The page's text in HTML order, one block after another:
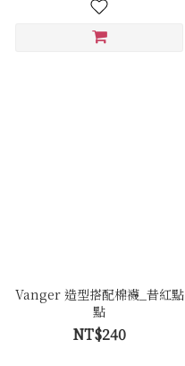
Vanger 造型搭配棉襪_昔紅點
點
NT$240